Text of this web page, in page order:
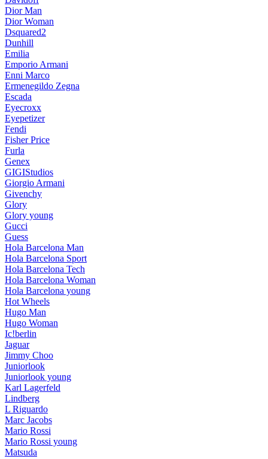
Dior Man
Dior Woman
Dsquared2
Dunhill
Emilia
Emporio Armani
Enni Marco
Ermenegildo Zegna
Escada
Eyecroxx
Eyepetizer
Fendi
Fisher Price
Furla
Genex
GIGIStudios
Giorgio Armani
Givenchy
Glory
Glory young
Gucci
Guess
Hola Barcelona Man
Hola Barcelona Sport
Hola Barcelona Tech
Hola Barcelona Woman
Hola Barcelona young
Hot Wheels
Hugo Man
Hugo Woman
Ic!berlin
Jaguar
Jimmy Choo
Juniorlook
Juniorlook young
Karl Lagerfeld
Lindberg
L Riguardo
Marc Jacobs
Mario Rossi
Mario Rossi young
Matsuda